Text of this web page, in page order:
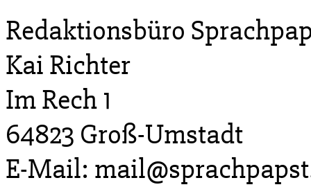
Redaktionsbüro
Kai Richter
Im Rech 1
64823 Groß-Umstadt
E-Mail: